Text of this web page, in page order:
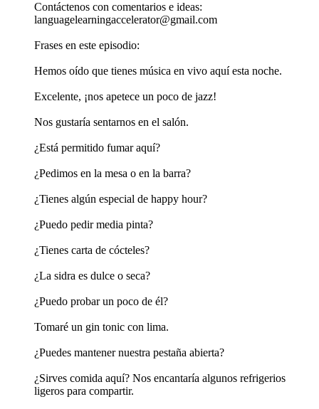
Contáctenos con comentarios e ideas:
languagelearningaccelerator@gmail.com
Frases en este episodio:
Hemos oído que tienes música en vivo aquí esta noche.
Excelente, ¡nos apetece un poco de jazz!
Nos gustaría sentarnos en el salón.
¿Está permitido fumar aquí?
¿Pedimos en la mesa o en la barra?
¿Tienes algún especial de happy hour?
¿Puedo pedir media pinta?
¿Tienes carta de cócteles?
¿La sidra es dulce o seca?
¿Puedo probar un poco de él?
Tomaré un gin tonic con lima.
¿Puedes mantener nuestra pestaña abierta?
¿Sirves comida aquí? Nos encantaría algunos refrigerios
ligeros para compartir.